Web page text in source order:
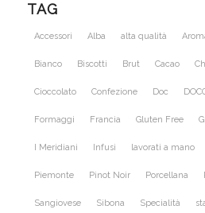
TAG
Accessori Alba alta qualità
Bianco Biscotti Brut Cacao
Cioccolato Confezione Doc
Formaggi Francia Gluten Free
I Meridiani Infusi lavorati a mano
Piemonte Pinot Noir Porcellana
Sangiovese Sibona Specialità